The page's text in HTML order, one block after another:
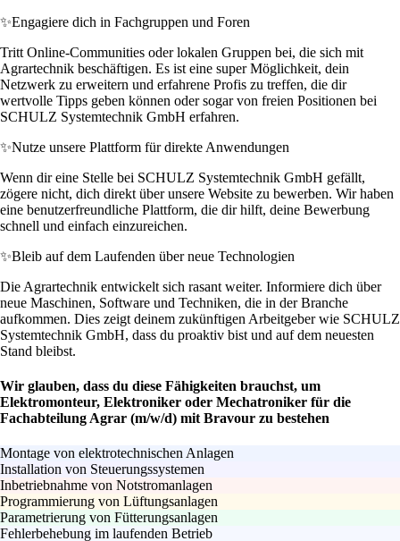
✨Engagiere dich in Fachgruppen und Foren
Tritt Online-Communities oder lokalen Gruppen bei, die sich mit
Agrartechnik beschäftigen. Es ist eine super Möglichkeit, dein
Netzwerk zu erweitern und erfahrene Profis zu treffen, die dir
wertvolle Tipps geben können oder sogar von freien Positionen bei
SCHULZ Systemtechnik GmbH erfahren.
✨Nutze unsere Plattform für direkte Anwendungen
Wenn dir eine Stelle bei SCHULZ Systemtechnik GmbH gefällt,
zögere nicht, dich direkt über unsere Website zu bewerben. Wir haben
eine benutzerfreundliche Plattform, die dir hilft, deine Bewerbung
schnell und einfach einzureichen.
✨Bleib auf dem Laufenden über neue Technologien
Die Agrartechnik entwickelt sich rasant weiter. Informiere dich über
neue Maschinen, Software und Techniken, die in der Branche
aufkommen. Dies zeigt deinem zukünftigen Arbeitgeber wie SCHULZ
Systemtechnik GmbH, dass du proaktiv bist und auf dem neuesten
Stand bleibst.
Wir glauben, dass du diese Fähigkeiten brauchst, um
Elektromonteur, Elektroniker oder Mechatroniker für die
Fachabteilung Agrar (m/w/d) mit Bravour zu bestehen
Montage von elektrotechnischen Anlagen
Installation von Steuerungssystemen
Inbetriebnahme von Notstromanlagen
Programmierung von Lüftungsanlagen
Parametrierung von Fütterungsanlagen
Fehlerbehebung im laufenden Betrieb